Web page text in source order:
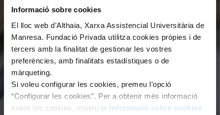
Informació sobre cookies
El lloc web d’Althaia, Xarxa Assistencial Universitària de
Manresa. Fundació Privada utilitza cookies pròpies i de
tercers amb la finalitat de gestionar les vostres
preferències, amb finalitats estadístiques o de
màrqueting.
Si voleu configurar les cookies, premeu l’opció
“Configurar les cookies”. Per a obtenir més informació
sobre les cookies, visiteu la Informació sobre cookies